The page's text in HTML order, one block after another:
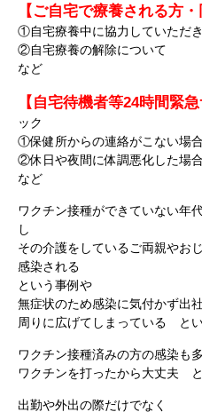
【ご自宅で療養される方・
①自宅療養中に協力していただ
②自宅療養の解除について
など
【自宅待機者等24時間緊
ック
①保健所からの連絡がこない場合
②休日や夜間に体調悪化した場合
など
ワクチン接種ができていない年
し
その介護をしているご両親やお
感染される
という事例や
無症状のため感染に気付かず出
周りに広げてしまっている と
ワクチン接種済みの方の感染も多
ワクチンを打ったから大丈夫 と
出勤や外出の際だけでなく